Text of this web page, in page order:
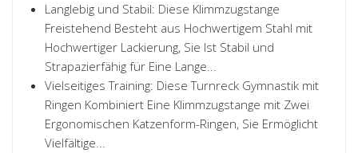
Langlebig und Stabil: Diese Klimmzugstange
Freistehend Besteht aus Hochwertigem Stahl mit
Hochwertiger Lackierung, Sie Ist Stabil und
Strapazierfähig für Eine Lange...
Vielseitiges Training: Diese Turnreck Gymnastik mit
Ringen Kombiniert Eine Klimmzugstange mit Zwei
Ergonomischen Katzenform-Ringen, Sie Ermöglicht
Vielfältige...